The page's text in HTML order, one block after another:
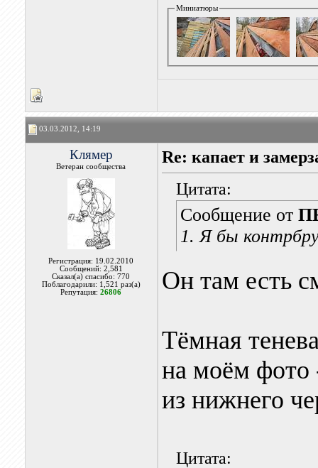
Миниатюры
03.03.2012, 14:19
Клямер
Ветеран сообщества
Регистрация: 19.02.2010
Сообщений: 2,581
Сказал(а) спасибо: 770
Поблагодарили: 1,521 раз(а)
Репутация:26806
Re: капает и
Цитата:
Сообщение от
1. Я бы
Он там есть
Тёмная
на моём фото
из нижнего
Цитата: